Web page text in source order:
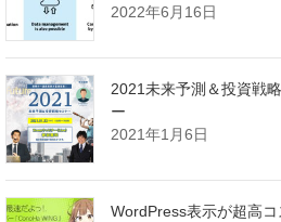
2022年6月16日
2021未来予測＆投資戦
ー
2021年1月6日
WordPress表示が超高コ